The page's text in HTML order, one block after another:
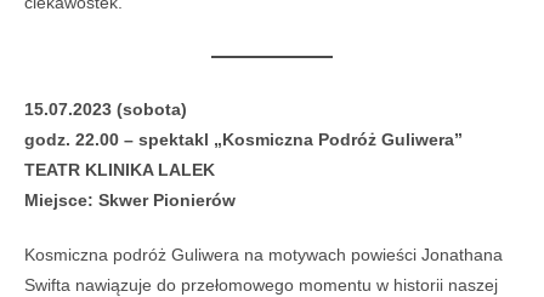
15.07.2023 (sobota)
godz. 22.00 – spektakl „Kosmiczna Podróż Guliwera”
TEATR KLINIKA LALEK
Miejsce: Skwer Pionierów
Kosmiczna podróż Guliwera na motywach powieści Jonathana
Swifta nawiązuje do przełomowego momentu w historii naszej